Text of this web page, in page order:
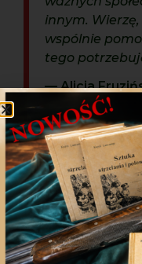
innym.
wspólnie
tego
— Alicja
x3